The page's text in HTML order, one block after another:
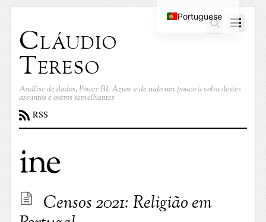
Cláudio
Tereso
Análise de dados, Power BI, Azure e de tudo um pouco à volta destes
assuntos e outros semelhantes
RSS
ine
Censos 2021: Religião em
Portuguese